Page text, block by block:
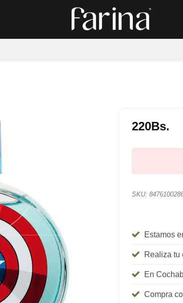
220Bs.
SKU:
Estamos
Realiza tu
En
Compra